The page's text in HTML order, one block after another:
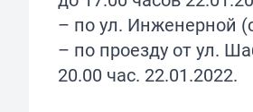
– по ул. Инженерной
– по проезду от ул.
20.00 час. 22.01.2022.